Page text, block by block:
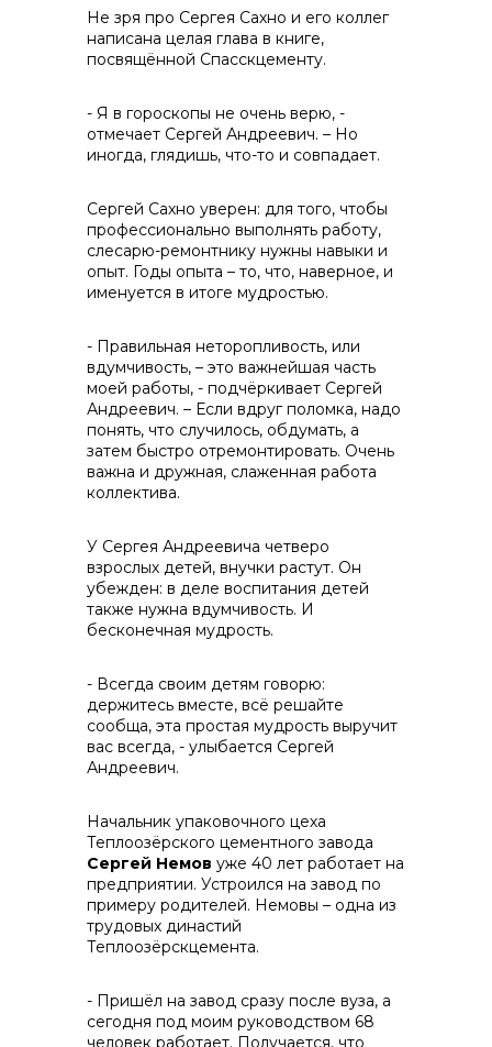
+7 (423) 234 50 50
info@vostokcement.ru
Не зря про Сергея Сахно и его коллег
написана целая глава в книге,
посвящённой Спасскцементу.
- Я в гороскопы не очень верю, -
отмечает Сергей Андреевич. – Но
иногда, глядишь, что-то и совпадает.
Сергей Сахно уверен: для того, чтобы
профессионально выполнять работу,
слесарю-ремонтнику нужны навыки и
опыт. Годы опыта – то, что, наверное, и
именуется в итоге мудростью.
- Правильная неторопливость, или
вдумчивость, – это важнейшая часть
моей работы, - подчёркивает Сергей
Андреевич. – Если вдруг поломка, надо
понять, что случилось, обдумать, а
затем быстро отремонтировать. Очень
важна и дружная, слаженная работа
коллектива.
У Сергея Андреевича четверо
взрослых детей, внучки растут. Он
убежден: в деле воспитания детей
также нужна вдумчивость. И
бесконечная мудрость.
- Всегда своим детям говорю:
держитесь вместе, всё решайте
сообща, эта простая мудрость выручит
вас всегда, - улыбается Сергей
Андреевич.
Начальник упаковочного цеха
Теплоозёрского цементного завода
Сергей Немов уже 40 лет работает на
предприятии. Устроился на завод по
примеру родителей. Немовы – одна из
трудовых династий
Теплоозёрскцемента.
- Пришёл на завод сразу после вуза, а
сегодня под моим руководством 68
человек работает. Получается, что